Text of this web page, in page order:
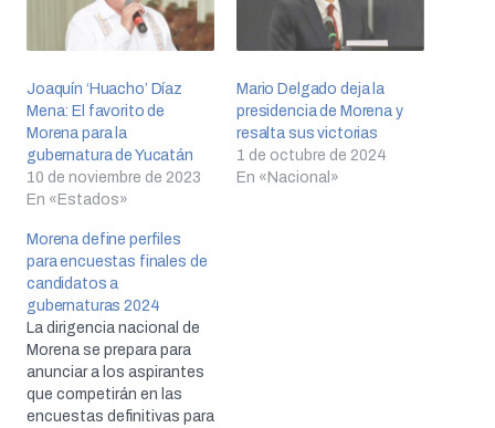
Joaquín ‘Huacho’ Díaz
Mena: El favorito de
Morena para la
gubernatura de Yucatán
10 de noviembre de 2023
En «Estados»
Mario Delgado deja la
presidencia de Morena y
resalta sus victorias
1 de octubre de 2024
En «Nacional»
Morena define perfiles
para encuestas finales de
candidatos a
gubernaturas 2024
La dirigencia nacional de
Morena se prepara para
anunciar a los aspirantes
que competirán en las
encuestas definitivas para